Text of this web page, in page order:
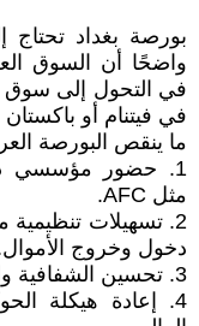
بورصة بغداد تحتاج
واضحًا أن السوق
في التحول إلى سوق
في فيتنام أو باكستان
ما ينقص البورصة
1. حضور مؤسسي
مثل AFC.
2. تسهيلات تنظيمية
دخول وخروج
3. تحسين الشفافية والافصاح المالي للشركات المدرجة.
4. إعادة هيكلة